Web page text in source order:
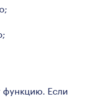
функцию. Если